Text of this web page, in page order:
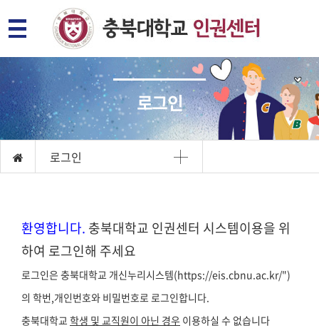
로그인
로그인
환영합니다. 충북대학교 인권센터 시스템이용을 위
하여 로그인해 주세요
로그인은 충북대학교 개신누리시스템(https://eis.cbnu.ac.kr/")
의 학번,개인번호와 비밀번호로 로그인합니다.
충북대학교 학생 및 교직원이 아닌 경우 이용하실 수 없습니다